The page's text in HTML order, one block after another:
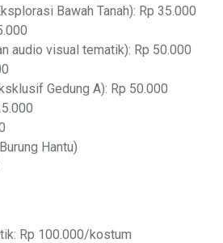
Bawah Tanah): Rp 35.000
audio visual tematik): Rp 50.000
Gedung A): Rp 50.000
Hantu)
Rp 100.000/kostum